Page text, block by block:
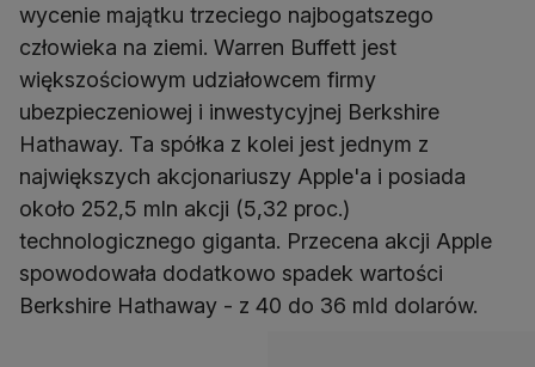
wycenie majątku trzeciego najbogatszego
człowieka na ziemi. Warren Buffett jest
większościowym udziałowcem firmy
ubezpieczeniowej i inwestycyjnej Berkshire
Hathaway. Ta spółka z kolei jest jednym z
największych akcjonariuszy Apple'a i posiada
około 252,5 mln akcji (5,32 proc.)
technologicznego giganta. Przecena akcji Apple
spowodowała dodatkowo spadek wartości
Berkshire Hathaway - z 40 do 36 mld dolarów.